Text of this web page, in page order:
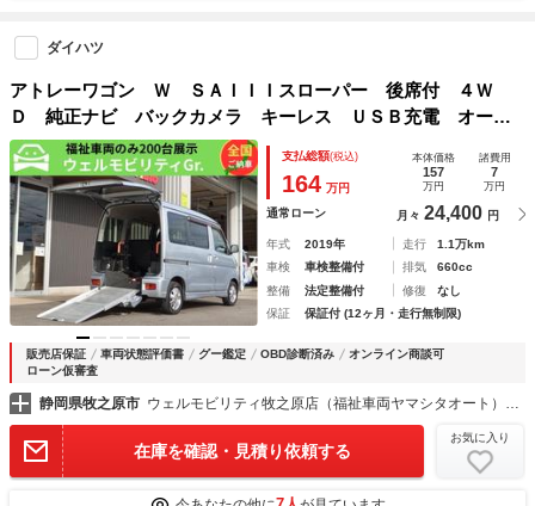
ダイハツ
アトレーワゴン Ｗ ＳＡＩＩＩスローパー 後席付 ４Ｗ
Ｄ 純正ナビ バックカメラ キーレス ＵＳＢ充電 オート
エアコン リモコン式電動ウィンチ 車いす１名＋２名 ４名
乗車 車検 ２年付 福祉装備点検済 全国対応１年故障保
証 修復歴無 福祉車両
支払総額(税込)
164 万円
本体価格
157
万円
諸費用
7
万円
通常ローン 月々 24,400 円
年式 2019年 走行
1.1万km
車検
車検整備付 排気
660cc
整備
法定整備付 修復
なし
保証
保証付 (12ヶ月・走行無制限)
販売店保証 車両状態評価書 グー鑑定 OBD診断済み
オンライン商談可
ローン仮審査
静岡県牧之原市 ウェルモビリティ牧之原店（福祉車両ヤマシタオート）福祉車両・介護車両の大型展示場
在庫を確認・見積り依頼する
お気に入り